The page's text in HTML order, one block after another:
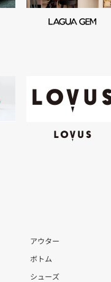
アウター
ボトム
シューズ